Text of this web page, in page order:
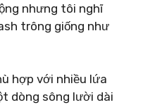
nhưng tôi nghĩ
trông giống như
hợp với nhiều lứa
dòng sông lười dài